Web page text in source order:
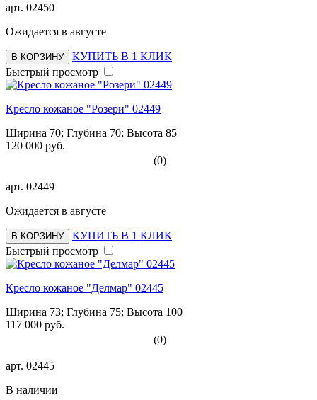
арт. 02450
Ожидается в августе
В КОРЗИНУ
КУПИТЬ В 1 КЛИК
Быстрый просмотр
Кресло кожаное "Розери" 02449
Ширина 70; Глубина 70; Высота 85
120 000 руб.
(0)
арт. 02449
Ожидается в августе
В КОРЗИНУ
КУПИТЬ В 1 КЛИК
Быстрый просмотр
Кресло кожаное "Делмар" 02445
Ширина 73; Глубина 75; Высота 100
117 000 руб.
(0)
арт. 02445
В наличии